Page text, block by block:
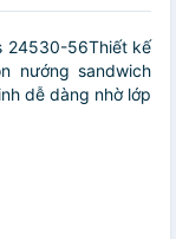
24530-56Thiết kế
nướng sandwich
dễ dàng nhờ lớp